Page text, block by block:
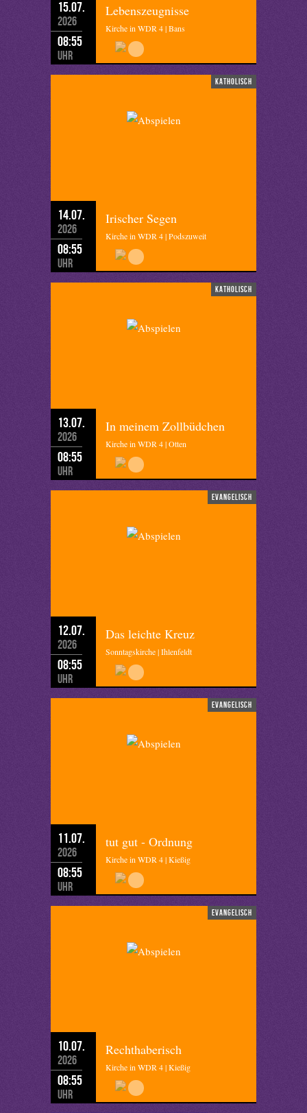
15.07.
2026
08:55
Uhr
Lebenszeugnisse
Kirche in WDR 4 | Bans
katholisch
14.07.
2026
08:55
Uhr
Irischer Segen
Kirche in WDR 4 | Podszuweit
katholisch
13.07.
2026
08:55
Uhr
In meinem Zollbüdchen
Kirche in WDR 4 | Otten
evangelisch
12.07.
2026
08:55
Uhr
Das leichte Kreuz
Sonntagskirche | Ihlenfeldt
evangelisch
11.07.
2026
08:55
Uhr
tut gut - Ordnung
Kirche in WDR 4 | Kießig
evangelisch
10.07.
2026
08:55
Uhr
Rechthaberisch
Kirche in WDR 4 | Kießig